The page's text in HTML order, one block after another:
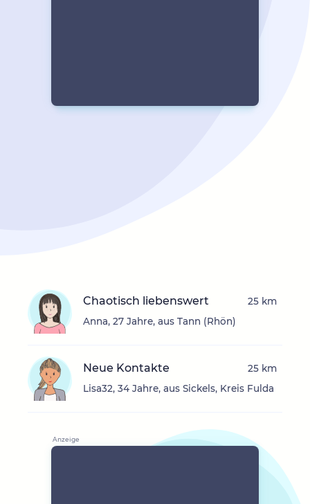
Chaotisch liebenswert
Anna, 27 Jahre, aus Tann (Rhön)
25 km
Neue Kontakte
Lisa32, 34 Jahre, aus Sickels, Kreis Fulda
25 km